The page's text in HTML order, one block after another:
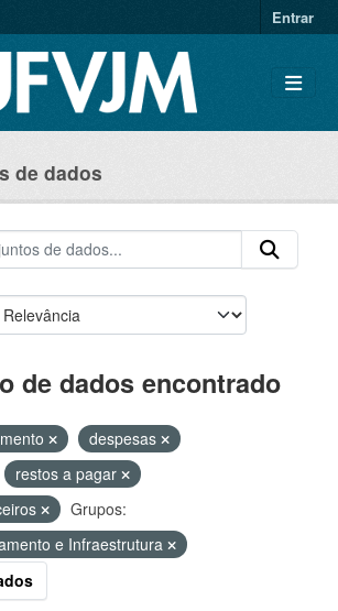
Entrar
de dados
de dados encontrado
despesas
restos a pagar
Grupos:
e Infraestrutura